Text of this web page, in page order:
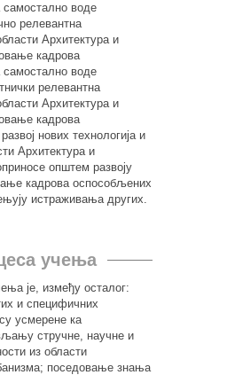
воде
релевантна
Архитектура и
кадрова
воде
релевантна
Архитектура и
кадрова
нових технологија и
Архитектура и
општем развоју
кадрова оспособљених
истраживања других.
учења
је, између осталог:
и специфичних
усмерене ка
стручне, научне и
из области
поседовање знања